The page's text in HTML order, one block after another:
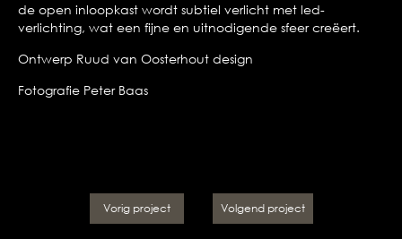
de open inloopkast wordt subtiel verlicht met led-
verlichting, wat een fijne en uitnodigende sfeer creëert.
Ontwerp Ruud van Oosterhout design
Fotografie Peter Baas
Vorig project Volgend project